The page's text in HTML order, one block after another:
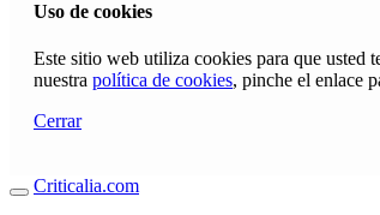
Uso de cookies
Este sitio web utiliza cookies para que usted
nuestra política de cookies, pinche el enlace
Cerrar
Criticalia.com